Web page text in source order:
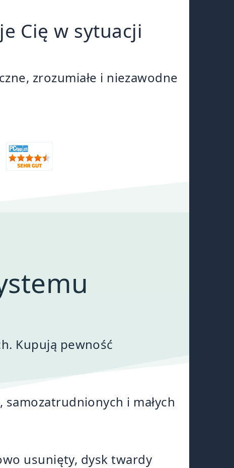
Cię w sytuacji
zrozumiałe i niezawodne
Kupują pewność
i małych
usunięty, dysk twardy